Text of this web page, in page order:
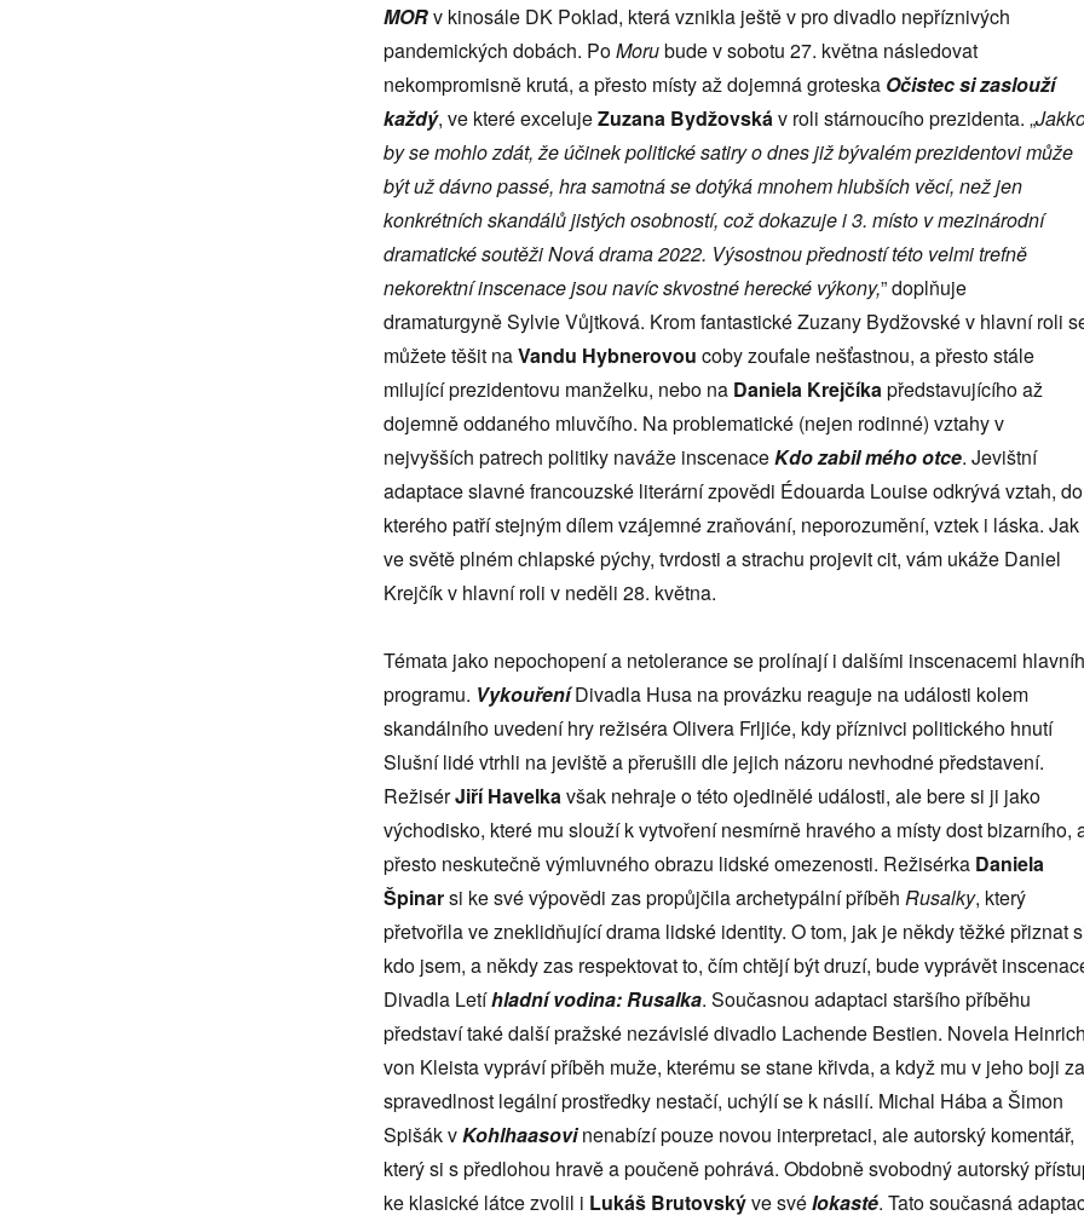
MORv kinosále DK Poklad, která vznikla ještě v pro divadlo nepříznivých
pandemických dobách. PoMorubude v sobotu 27. května následovat
nekompromisně krutá, a přesto místy až dojemná groteska Očistec si zaslouží
každý, ve které excelujeZuzana Bydžovskáv roli stárnoucího prezidenta. „
by se mohlo zdát, že účinek politickésatiry o dnes již bývalém prezidentovi může
být už dávno passé, hra samotná se dotýká mnohem hlubších věcí, než jen
konkrétních skandálů jistých osobností, což dokazuje i 3. místo v mezinárodní
dramatické soutěži Nová drama 2022. Výsostnou předností této velmi trefně
nekorektní inscenace jsou navíc skvostnéherecké výkony,” doplňuje
dramaturgyně Sylvie Vůjtková. Krom fantastické Zuzany Bydžovské v hlavní roli
můžete těšit naVandu Hybnerovou coby zoufale nešťastnou, a přesto stále
milující prezidentovu manželku, nebo na Daniela Krejčíkapředstavujícího až
dojemně oddaného mluvčího. Na problematické (nejen rodinné) vztahy v
nejvyšších patrech politiky naváže inscenaceKdo zabil mého otce. Jevištní
adaptace slavné francouzské literární zpovědi Édouarda Louise odkrývá vztah, do
kterého patří stejným dílem vzájemné zraňování, neporozumění, vztek i láska. Jak
ve světě plném chlapské pýchy, tvrdosti a strachu projevit cit, vám ukáže Daniel
Krejčík v hlavní roli v neděli 28. května.
Témata jako nepochopení a netolerance se prolínají i dalšími inscenacemi
programu. VykouřeníDivadla Husa na provázku reaguje na události kolem
skandálního uvedení hry režiséra Olivera Frljiće, kdy příznivci politického hnutí
Slušní lidé vtrhli na jeviště a přerušili dle jejich názoru nevhodné představení.
RežisérJiří Havelkavšak nehraje o této ojedinělé události, ale bere si ji jako
východisko, které mu slouží k vytvoření nesmírně hravého a místy dost bizarního,
přesto neskutečně výmluvného obrazu lidské omezenosti. Režisérka Daniela
Špinarsi ke své výpovědi zas propůjčila archetypální příběh Rusalky, který
přetvořila ve zneklidňující drama lidské identity. O tom, jak je někdy těžké přiznat
kdo jsem, a někdy zas respektovat to, čím chtějí být druzí, bude vyprávět
Divadla Letíhladní vodina: Rusalka. Současnou adaptaci staršího příběhu
představí také další pražské nezávislé divadlo Lachende Bestien. Novela
von Kleista vypráví příběh muže, kterému se stane křivda, a když mu v jeho boji za
spravedlnost legální prostředky nestačí, uchýlí se k násilí. Michal Hába a Šimon
Spišák vKohlhaasovinenabízí pouze novou interpretaci, ale autorský komentář,
který si s předlohou hravě a poučeně pohrává. Obdobně svobodný autorský
ke klasické látce zvolil i Lukáš Brutovskýve svéIokasté. Tato současná